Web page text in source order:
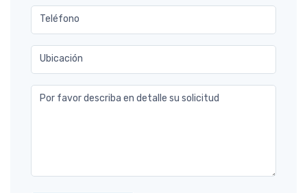
Teléfono
Ubicación
Por favor describa en detalle su solicitud